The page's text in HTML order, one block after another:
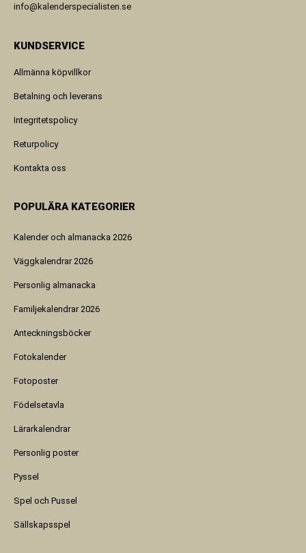
info@kalenderspecialisten.se
KUNDSERVICE
Allmänna köpvillkor
Betalning och leverans
Integritetspolicy
Returpolicy
Kontakta oss
POPULÄRA KATEGORIER
Kalender och almanacka 2026
Väggkalendrar 2026
Personlig almanacka
Familjekalendrar 2026
Anteckningsböcker
Fotokalender
Fotoposter
Födelsetavla
Lärarkalendrar
Personlig poster
Pyssel
Spel och Pussel
Sällskapsspel